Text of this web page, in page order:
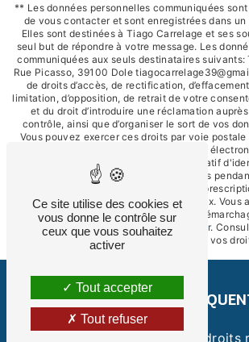
** Les données personnelles communiquées
de vous contacter et sont enregistrées dans
Elles sont destinées à Tiago Carrelage et ses
seul but de répondre à votre message. Les
communiquées aux seuls destinataires suivants:
Rue Picasso, 39100 Dole
de droits d’accès, de rectification,
limitation, d’opposition, de retrait de votre
et du droit d’introduire une réclamation
contrôle, ainsi que d’organiser le sort de vos
Vous pouvez exercer ces droits par voie postale
Picasso, 39100 Dole ou par courrier
tiagocarrelage39@gmail.com. Un justificatif
demandé. Nous conservons vos données
de contact puis pendant la durée de
probatoires et de gestion des contentieux. Vous
inscrire sur la liste d'opposition au
disponible à cette adresse:Bloctel.gouv.fr.
plus d’informations sur vos
RECHERCHES
- 2026 - Tous droits
Ce site utilise des cookies et
vous donne le contrôle sur
ceux que vous souhaitez
activer
Tout accepter
Tout refuser